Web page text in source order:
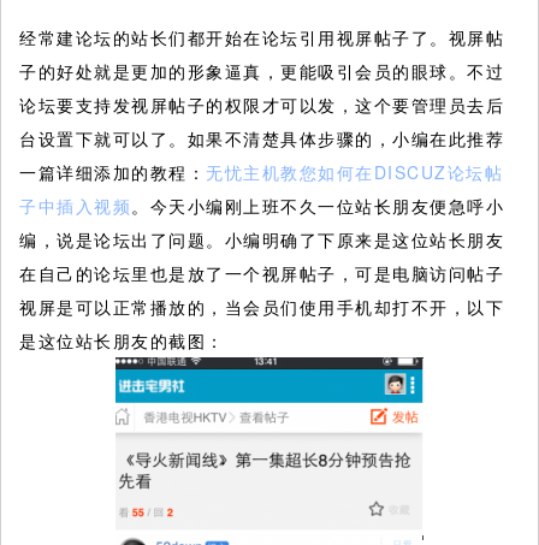
经常建论坛的站长们都开始在论坛引用视屏帖子了。视屏帖
子的好处就是更加的形象逼真，更能吸引会员的眼球。不过
论坛要支持发视屏帖子的权限才可以发，这个要管理员去后
台设置下就可以了。如果不清楚具体步骤的，小编在此推荐
一篇详细添加的教程： 无忧主机教您如何在DISCUZ论坛帖
子中插入视频。今天小编刚上班不久一位站长朋友便急呼小
编，说是论坛出了问题。小编明确了下原来是这位站长朋友
在自己的论坛里也是放了一个视屏帖子，可是电脑访问帖子
视屏是可以正常播放的，当会员们使用手机却打不开，以下
是这位站长朋友的截图：